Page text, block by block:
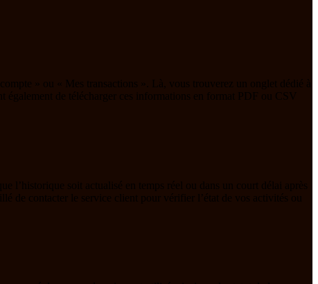
» ou « Mes transactions ». Là, vous trouverez un onglet dédié à
également de télécharger ces informations en format PDF ou CSV
l’historique soit actualisé en temps réel ou dans un court délai après
de contacter le service client pour vérifier l’état de vos activités ou